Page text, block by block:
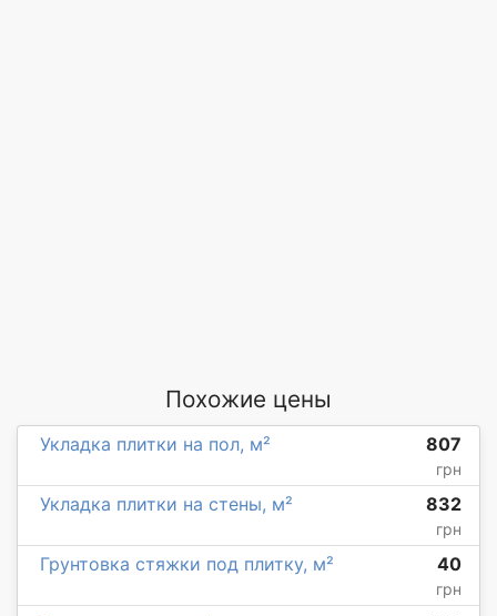
Похожие цены
Укладка плитки на пол, м² 807
грн
Укладка плитки на стены, м² 832
грн
Грунтовка стяжки под плитку, м² 40
грн